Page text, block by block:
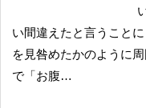
い間違えたと言うこと
を見咎めたかのように
で「お腹…